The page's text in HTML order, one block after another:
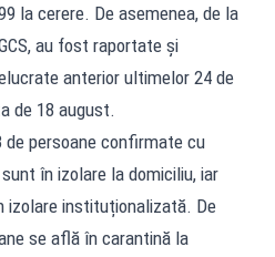
la cerere. De asemenea, de la
au fost raportate și
anterior ultimelor 24 de
de 18 august.
de persoane confirmate cu
în izolare la domiciliu, iar
izolare instituționalizată. De
se află în carantină la